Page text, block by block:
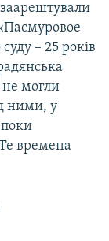
– 25 років
не могли
ними, у
поки
времена